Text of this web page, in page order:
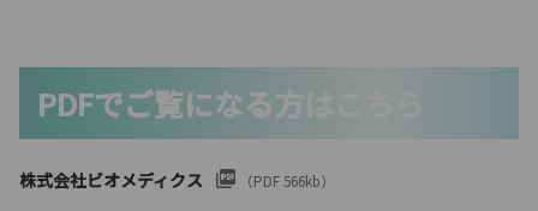
PDFでご覧になる方はこちら
株式会社ビオメディクス （PDF 566kb）